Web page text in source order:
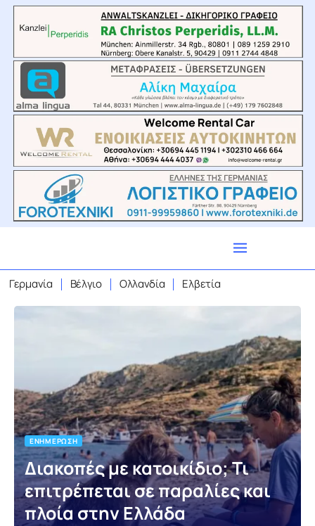
Γερμανία Βέλγιο Ολλανδία Ελβετία
ΕΝΗΜΈΡΩΣΗ
Διακοπές με κατοικίδιο; Τι
επιτρέπεται σε παραλίες και
πλοία στην Ελλάδα